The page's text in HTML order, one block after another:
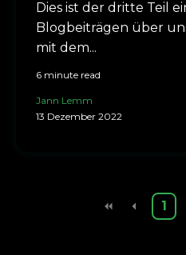
Dies ist der dritte Teil
Blogbeiträgen über
mit dem...
6 minute read
Jann Lemm
13 Dezember 2022
1